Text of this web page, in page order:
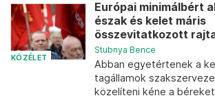
KÖZÉLET
Európai minimálbért
észak és kelet máris
összevitatkozott
Stubnya Bence
Abban egyetértenek a
tagállamok
közelíteni kéne a